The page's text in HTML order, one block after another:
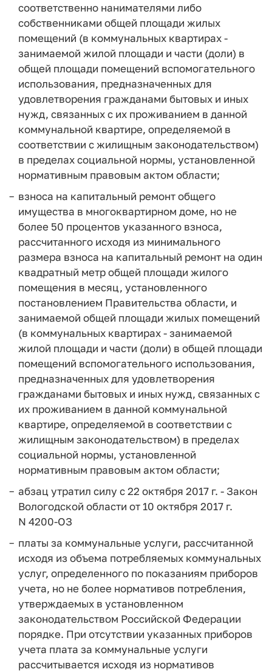
соответственно нанимателями либо
собственниками общей площади жилых
помещений (в коммунальных квартирах -
занимаемой жилой площади и части (доли) в
общей площади помещений вспомогательного
использования, предназначенных для
удовлетворения гражданами бытовых и иных
нужд, связанных с их проживанием в данной
коммунальной квартире, определяемой в
соответствии с жилищным законодательством)
в пределах социальной нормы, установленной
нормативным правовым актом области;
взноса на капитальный ремонт общего
имущества в многоквартирном доме, но не
более 50 процентов указанного взноса,
рассчитанного исходя из минимального
размера взноса на капитальный ремонт на один
квадратный метр общей площади жилого
помещения в месяц, установленного
постановлением Правительства области, и
занимаемой общей площади жилых помещений
(в коммунальных квартирах - занимаемой
жилой площади и части (доли) в общей площади
помещений вспомогательного использования,
предназначенных для удовлетворения
гражданами бытовых и иных нужд, связанных с
их проживанием в данной коммунальной
квартире, определяемой в соответствии с
жилищным законодательством) в пределах
социальной нормы, установленной
нормативным правовым актом области;
абзац утратил силу с 22 октября 2017 г. - Закон
Вологодской области от 10 октября 2017 г.
N 4200-ОЗ
платы за коммунальные услуги, рассчитанной
исходя из объема потребляемых коммунальных
услуг, определенного по показаниям приборов
учета, но не более нормативов потребления,
утверждаемых в установленном
законодательством Российской Федерации
порядке. При отсутствии указанных приборов
учета плата за коммунальные услуги
рассчитывается исходя из нормативов